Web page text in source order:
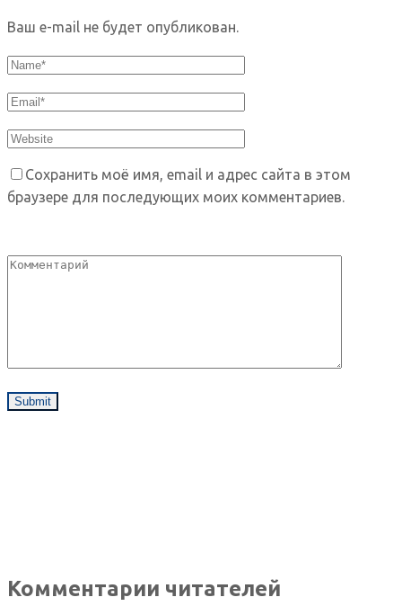
Ваш e-mail не будет опубликован.
Сохранить моё имя, email и адрес сайта в этом
браузере для последующих моих комментариев.
Комментарии читателей